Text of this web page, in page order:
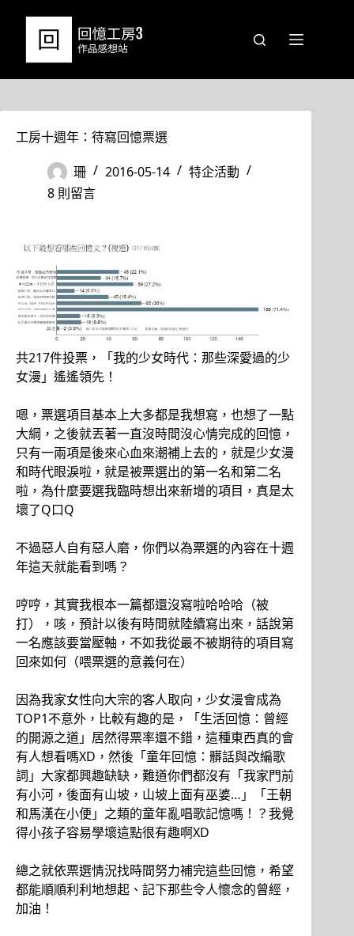
工房十週年：待寫回憶票選
珊
2016-05-14
特企活動
8 則留言
共217件投票，「我的少女時代：那些深愛過的少
女漫」遙遙領先！
嗯，票選項目基本上大多都是我想寫，也想了一點
大綱，之後就丟著一直沒時間沒心情完成的回憶，
只有一兩項是後來心血來潮補上去的，就是少女漫
和時代眼淚啦，就是被票選出的第一名和第二名
啦，為什麼要選我臨時想出來新增的項目，真是太
壞了Q口Q
不過惡人自有惡人磨，你們以為票選的內容在十週
年這天就能看到嗎？
哼哼，其實我根本一篇都還沒寫啦哈哈哈（被
打），咳，預計以後有時間就陸續寫出來，話說第
一名應該要當壓軸，不如我從最不被期待的項目寫
回來如何（喂票選的意義何在）
因為我家女性向大宗的客人取向，少女漫會成為
TOP1不意外，比較有趣的是，「生活回憶：曾經
的開源之道」居然得票率還不錯，這種東西真的會
有人想看嗎XD，然後「童年回憶：髒話與改編歌
詞」大家都興趣缺缺，難道你們都沒有「我家門前
有小河，後面有山坡，山坡上面有巫婆…」「王朝
和馬漢在小便」之類的童年亂唱歌記憶嗎！？我覺
得小孩子容易學壞這點很有趣啊XD
總之就依票選情況找時間努力補完這些回憶，希望
都能順順利利地想起、記下那些令人懷念的曾經，
加油！